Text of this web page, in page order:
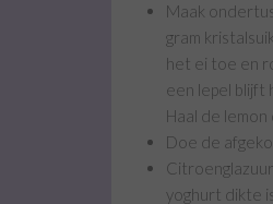
Maak
gram
het ei toe en
een lepel blijft
Haal de
Doe de
yoghurt dikte